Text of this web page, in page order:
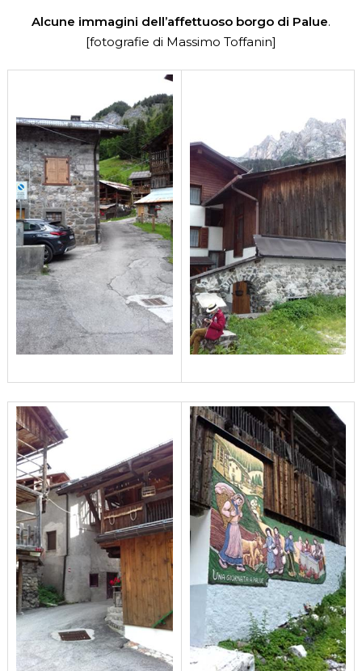
Alcune immagini dell’affettuoso borgo di Palue.
[fotografie di Massimo Toffanin]